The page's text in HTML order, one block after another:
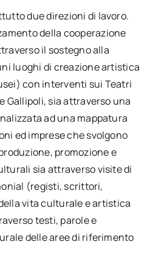
due direzioni di lavoro.
della cooperazione
il sostegno alla
luoghi di creazione artistica
con interventi sui Teatri
Gallipoli, sia attraverso una
ad una mappatura
ed imprese che svolgono
promozione e
sia attraverso visite di
(registi, scrittori,
vita culturale e artistica
testi, parole e
delle aree di riferimento